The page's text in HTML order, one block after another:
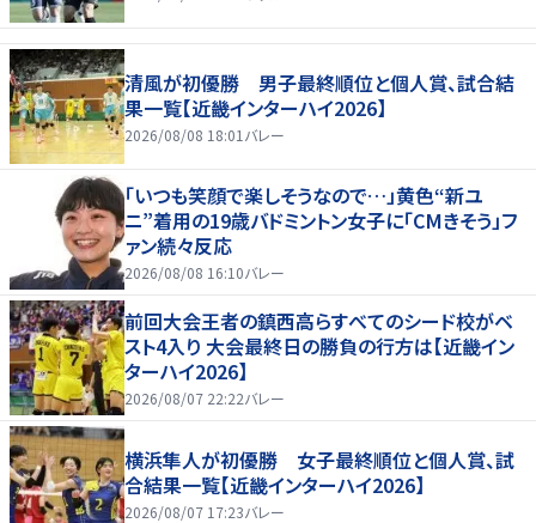
清風が初優勝 男子最終順位と個人賞、試合結
果一覧【近畿インターハイ2026】
2026/08/08 18:01 バレー
「いつも笑顔で楽しそうなので…」黄色“新ユ
ニ”着用の19歳バドミントン女子に「CMきそう」フ
ァン続々反応
2026/08/08 16:10バレー
前回大会王者の鎮西高らすべてのシード校がベ
スト4入り 大会最終日の勝負の行方は【近畿イン
ターハイ2026】
2026/08/07 22:22バレー
横浜隼人が初優勝 女子最終順位と個人賞、試
合結果一覧【近畿インターハイ2026】
2026/08/07 17:23バレー